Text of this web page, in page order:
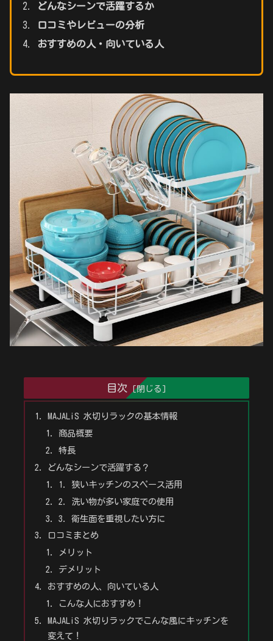
どんなシーンで活躍するか
口コミやレビューの分析
おすすめの人・向いている人
目次
MAJALiS 水切りラックの基本情報
商品概要
特長
どんなシーンで活躍する？
1. 狭いキッチンのスペース活用
2. 洗い物が多い家庭での使用
3. 衛生面を重視したい方に
口コミまとめ
メリット
デメリット
おすすめの人、向いている人
こんな人におすすめ！
MAJALiS 水切りラックでこんな風にキッチンを
変えて！